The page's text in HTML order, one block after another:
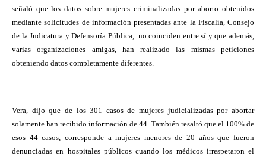
señaló que los datos sobre mujeres criminalizadas por aborto obtenidos
mediante solicitudes de información presentadas ante la Fiscalía, Consejo
de la Judicatura y Defensoría Pública, no coinciden entre sí y que además,
varias organizaciones amigas, han realizado las mismas peticiones
obteniendo datos completamente diferentes.
Vera, dijo que de los 301 casos de mujeres judicializadas por abortar
solamente han recibido información de 44. También resaltó que el 100% de
esos 44 casos, corresponde a mujeres menores de 20 años que fueron
denunciadas en hospitales públicos cuando los médicos irrespetaron el